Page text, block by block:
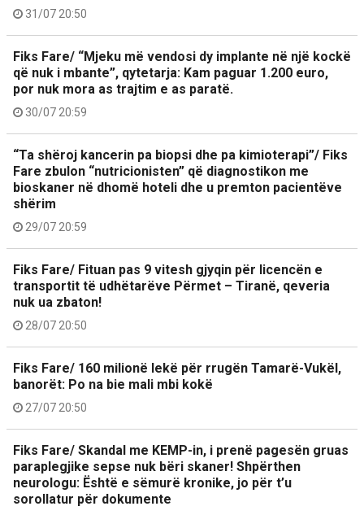
31/07 20:50
Fiks Fare/ “Mjeku më vendosi dy implante në një kockë
që nuk i mbante”, qytetarja: Kam paguar 1.200 euro,
por nuk mora as trajtim e as paratë.
30/07 20:59
“Ta shëroj kancerin pa biopsi dhe pa kimioterapi”/ Fiks
Fare zbulon “nutricionisten” që diagnostikon me
bioskaner në dhomë hoteli dhe u premton pacientëve
shërim
29/07 20:59
Fiks Fare/ Fituan pas 9 vitesh gjyqin për licencën e
transportit të udhëtarëve Përmet – Tiranë, qeveria
nuk ua zbaton!
28/07 20:50
Fiks Fare/ 160 milionë lekë për rrugën Tamarë-Vukël,
banorët: Po na bie mali mbi kokë
27/07 20:50
Fiks Fare/ Skandal me KEMP-in, i prenë pagesën gruas
paraplegjike sepse nuk bëri skaner! Shpërthen
neurologu: Është e sëmurë kronike, jo për t’u
sorollatur për dokumente